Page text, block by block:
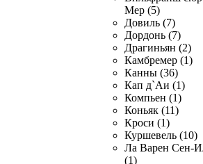
Мер (5)
Довиль (7)
Дордонь (7)
Драгиньян (2)
Камбремер (1)
Канны (36)
Кап д`Аи (1)
Компьен (1)
Коньяк (11)
Кроси (1)
Куршевель (10)
Ла Варен Сен-
(1)